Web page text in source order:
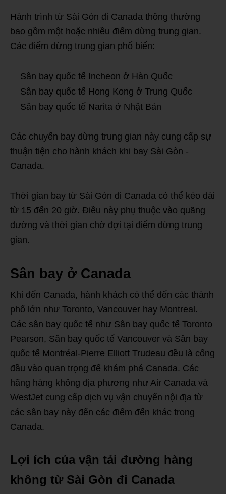
Hành trình từ Sài Gòn đi Canada thông thường
bao gồm một hoặc nhiều điểm dừng trung gian.
Các điểm dừng trung gian phổ biến:
Sân bay quốc tế Incheon ở Hàn Quốc
Sân bay quốc tế Hong Kong ở Trung Quốc
Sân bay quốc tế Narita ở Nhật Bản
Các chuyến bay dừng trung gian này cung cấp sự
thuận tiện cho hành khách khi bay Sài Gòn -
Canada.
Thời gian bay từ Sài Gòn đi Canada có thể kéo dài
từ 15 đến 20 giờ. Điều này phụ thuộc vào quãng
đường và thời gian chờ đợi tại điểm dừng trung
gian.
Sân bay ở Canada
Khi đến Canada, hành khách có thể đến các thành
phố lớn như Toronto, Vancouver hay Montreal.
Các sân bay quốc tế như Sân bay quốc tế Toronto
Pearson, Sân bay quốc tế Vancouver và Sân bay
quốc tế Montréal-Pierre Elliott Trudeau đều là cổng
đầu vào quan trọng để khám phá Canada. Các
hãng hàng không địa phương như Air Canada và
WestJet cung cấp dịch vụ vận chuyển nội địa từ
các sân bay này đến các điểm đến khác trong
Canada.
Lợi ích của vận tải đường hàng
không từ Sài Gòn đi Canada